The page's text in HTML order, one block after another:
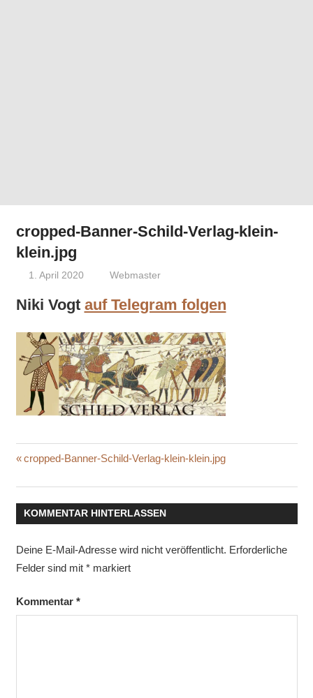
cropped-Banner-Schild-Verlag-klein-
klein.jpg
1. April 2020 Webmaster
Niki Vogt auf Telegram folgen
Beitragsnavigation
Vorheriger
cropped-Banner-Schild-Verlag-klein-klein.jpg
KOMMENTAR HINTERLASSEN
Deine E-Mail-Adresse wird nicht veröffentlicht. Erforderliche
Felder sind mit *markiert
Kommentar *